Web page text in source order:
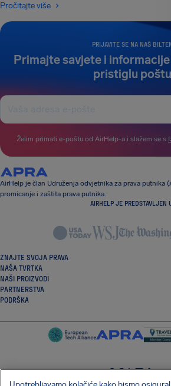
PRIJAVITE SE NA NAŠ
Primajte savjete i
pristiglu poštu
Želim primati e-poštu od AirHelp-a i slažem se s
Pročitajte više
AirHelp je član Udruženja odvjetnika za prava putnika
promicanje i zaštita prava putnika.
AIRHELP JE PREDSTAVLJEN
ZNAJTE SVOJA PRAVA
NAŠA TVRTKA
NAŠI PROIZVODI
PARTNERSTVA
PODRŠKA